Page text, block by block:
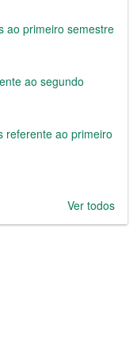
ao primeiro semestre
ao segundo
referente ao primeiro
Ver todos